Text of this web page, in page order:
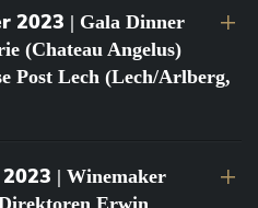
2023 | Gala Dinner
(Chateau Angelus)
Post Lech (Lech/Arlberg,
| Winemaker